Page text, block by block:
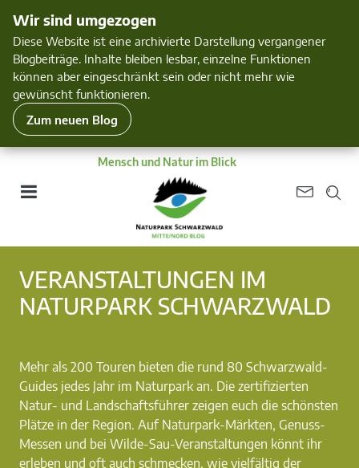
Wir sind umgezogen
Diese Website ist eine archivierte Darstellung vergangener
Blogbeiträge. Inhalte bleiben lesbar, einzelne Funktionen
können aber eingeschränkt sein oder nicht mehr wie
gewünscht funktionieren.
Zum neuen Blog
Mensch und Natur im Blick
VERANSTALTUNGEN IM
NATURPARK SCHWARZWALD
Mehr als 200 Touren bieten die rund 80 Schwarzwald-
Guides jedes Jahr im Naturpark an. Die zertifizierten
Natur- und Landschaftsführer zeigen euch die schönsten
Plätze in der Region. Auf Naturpark-Märkten, Genuss-
Messen und bei Wilde-Sau-Veranstaltungen könnt ihr
erleben und oft auch schmecken, wie vielfältig der